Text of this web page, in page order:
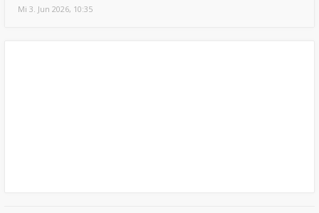
Mi 3. Jun 2026, 10:35